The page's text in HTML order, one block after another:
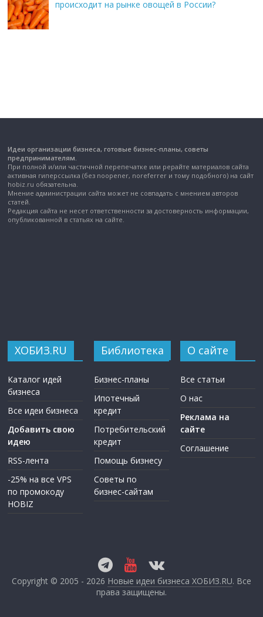
происходит на рынке овощей в России?
Идеи организации бизнеса, готовые бизнес-планы, советы
предпринимателям.
При полной и/или частичной перепечатке или рерайте материалов сайта
активная гиперссылка (без noopener, noreferrer и тому подобного) на сайт
hobiz.ru обязательна.
Мнение администрации сайта может не совпадать с мнением авторов
статей.
Редакция сайта не несет ответственности за достоверность информации,
опубликованной в статьях на сайте.
ХОБИЗ.RU
Каталог идей
бизнеса
Все идеи бизнеса
Добавить свою
идею
RSS-лента
-25% на все VPS
по промокоду
HOBIZ
Библиотека
Бизнес-планы
Ипотечный
кредит
Потребительский
кредит
Помощь бизнесу
Советы по
бизнес-сайтам
О сайте
Все статьи
О нас
Реклама на
сайте
Соглашение
Copyright © 2005 - 2026 Новые идеи бизнеса ХОБИЗ.RU. Все
права защищены.